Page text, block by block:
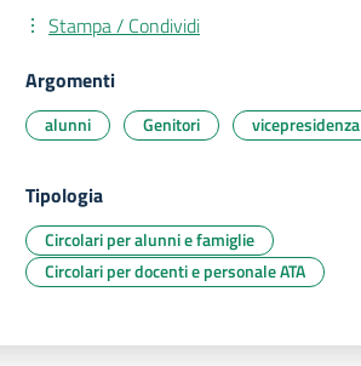
Stampa / Condividi
Argomenti
alunni Genitori vicepresidenza
Tipologia
Circolari per alunni e famiglie
Circolari per docenti e personale ATA